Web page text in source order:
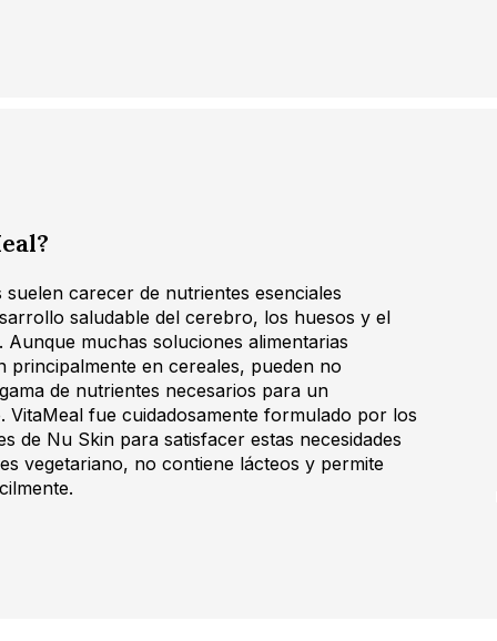
carecer de nutrientes esenciales
saludable del cerebro, los huesos y el
Aunque muchas soluciones alimentarias
principalmente en cereales, pueden no
de nutrientes necesarios para un
VitaMeal fue cuidadosamente formulado por los
de Nu Skin para satisfacer estas necesidades
vegetariano, no contiene lácteos y permite